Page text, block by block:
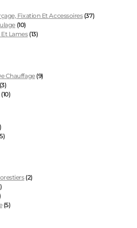
Fixation Et Accessoires (37)
(10)
Et Lames (13)
Chauffage (9)
(3)
(10)
(2)
(5)